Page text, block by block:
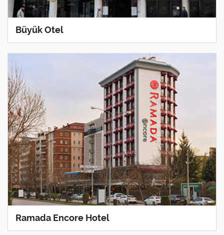
Büyük Otel
Ramada Encore Hotel